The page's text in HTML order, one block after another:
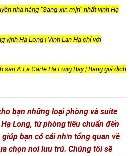
nhà hàng “Sang-xịn-mịn” nhất vịnh Hạ
vịnh Hạ Long | Vịnh Lan Hạ chỉ với
sạn A La Carte Ha Long Bay | Bảng giá dịch
bạn những loại phòng và suite
Long, từ phòng tiêu chuẩn đến
bạn có cái nhìn tổng quan về
chọn nơi lưu trú. Chúng tôi sẽ